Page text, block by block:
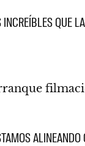
QUE
ALINEANDO